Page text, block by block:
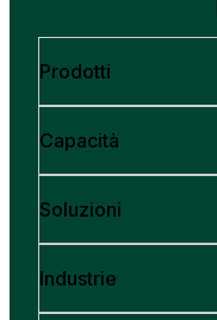
Prodotti
Capacità
Soluzioni
Industrie